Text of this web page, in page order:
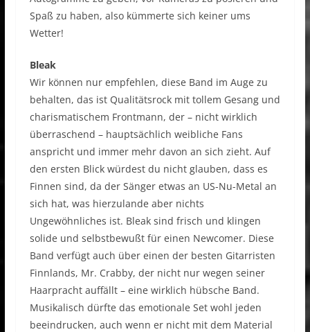
Spaß zu haben, also kümmerte sich keiner ums
Wetter!
Bleak
Wir können nur empfehlen, diese Band im Auge zu
behalten, das ist Qualitätsrock mit tollem Gesang und
charismatischem Frontmann, der – nicht wirklich
überraschend – hauptsächlich weibliche Fans
anspricht und immer mehr davon an sich zieht. Auf
den ersten Blick würdest du nicht glauben, dass es
Finnen sind, da der Sänger etwas an US-Nu-Metal an
sich hat, was hierzulande aber nichts
Ungewöhnliches ist. Bleak sind frisch und klingen
solide und selbstbewußt für einen Newcomer. Diese
Band verfügt auch über einen der besten Gitarristen
Finnlands, Mr. Crabby, der nicht nur wegen seiner
Haarpracht auffällt – eine wirklich hübsche Band.
Musikalisch dürfte das emotionale Set wohl jeden
beeindrucken, auch wenn er nicht mit dem Material